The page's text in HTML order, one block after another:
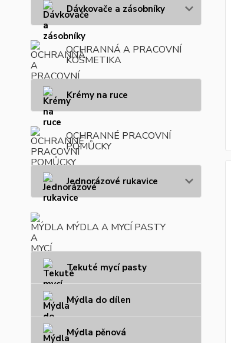
Dávkovače a zásobníky
OCHRANNÁ A PRACOVNÍ
KOSMETIKA
Krémy na ruce
OCHRANNÉ PRACOVNÍ
POMŮCKY
Jednorázové rukavice
MÝDLA A MYCÍ PASTY
Tekuté mycí pasty
Mýdla do dílen
Mýdla pěnová